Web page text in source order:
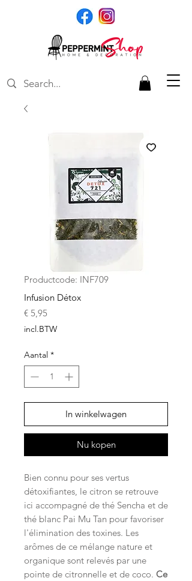
Productcode: INF709
Infusion Détox
€ 5,95
incl.BTW
Aantal *
In winkelwagen
Nu kopen
Bien connu pour ses vertus
détoxifiantes, le citron se retrouve
ici accompagné de thé Sencha et de
thé blanc Pai Mu Tan pour favoriser
l'élimination des toxines. Les
arômes de ce mélange nature et
organique sont relevés par une
pointe de citronnelle et de coco. Ce